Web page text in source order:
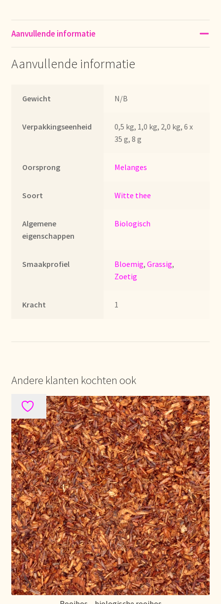
Expédition et livraison
Food safety
Imprint
Kontakt
Lagerangelegenheiten
Mehrsprachigkeit
Mentions légales
Mijn account
Mijn Favorieten
Multilingualism
Multilinguisme
Multilingüismo.
Newsletter
Newsletter
Aanvullende informatie
Aanvullende informatie
Gewicht N/B
Verpakkingseenheid
0,5 kg, 1,0 kg, 2,0 kg, 6 x
35 g, 8 g
Oorsprong Melanges
Soort Witte thee
Algemene
eigenschappen
Biologisch
Smaakprofiel Bloemig,Grassig,
Zoetig
Kracht 1
Andere klanten kochten ook